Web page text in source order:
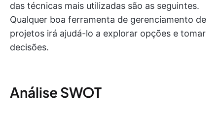
das técnicas mais utilizadas são as seguintes.
Qualquer boa ferramenta de gerenciamento de
projetos irá ajudá-lo a explorar opções e tomar
decisões.
Análise SWOT